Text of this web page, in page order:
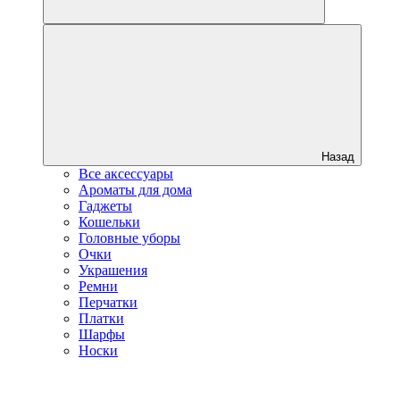
Назад
Все аксессуары
Ароматы для дома
Гаджеты
Кошельки
Головные уборы
Очки
Украшения
Ремни
Перчатки
Платки
Шарфы
Носки